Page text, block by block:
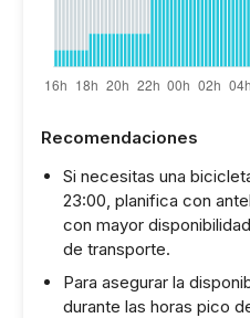
Recomendaciones
Si necesitas una
23:00, planifica con
con mayor
de transporte.
Para asegurar la
durante las horas pico